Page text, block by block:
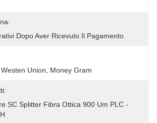
Dopo Aver Ricevuto Il Pagamento
Union, Money Gram
SC Splitter Fibra Ottica 900 Um PLC -